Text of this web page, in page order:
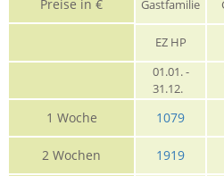
Preise in € Gastfamilie
EZ HP
01.01. -
31.12.
1 Woche 1079
2 Wochen
1919